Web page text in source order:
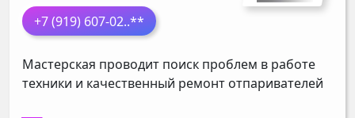
+7 (919) 607-02..**
Мастерская проводит поиск проблем в работе
техники и качественный ремонт отпаривателей